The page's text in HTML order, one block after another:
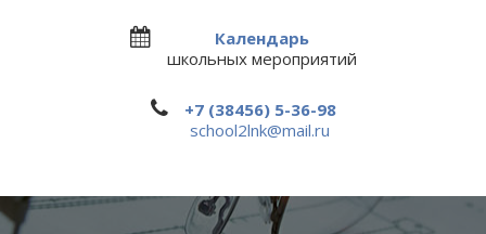
Календарь
школьных мероприятий
+7 (38456) 5-36-98
school2lnk@mail.ru